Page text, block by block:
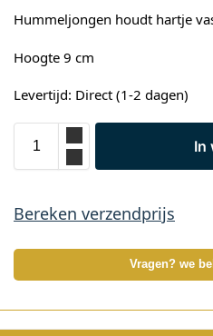
Hummeljongen houdt hartje
Hoogte 9 cm
Levertijd: Direct (1-2 dagen)
In
Bereken verzendprijs
Vragen? we